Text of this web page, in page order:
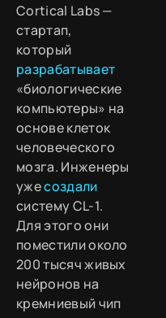
Cortical Labs —
стартап,
который
разрабатывает
«биологические
компьютеры» на
основе клеток
человеческого
мозга. Инженеры
ужесоздали
систему CL-1.
Для этого они
поместили около
200 тысяч живых
нейронов на
кремниевый чип